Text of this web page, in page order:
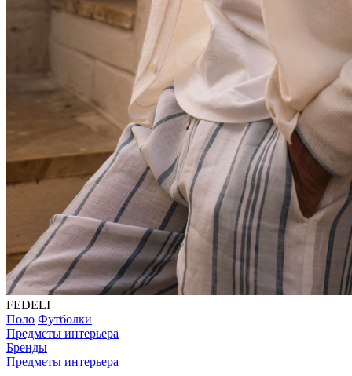
FEDELI
Поло Футболки
Предметы интерьера
Бренды
Предметы интерьера